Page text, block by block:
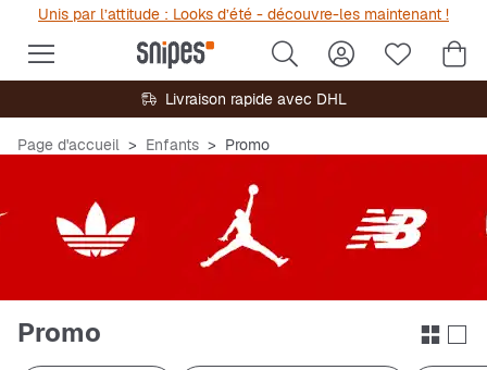
Unis par l’attitude : Looks d’été - découvre-les maintenant !
Livraison rapide avec DHL
Page d'accueil Enfants Promo
Promo